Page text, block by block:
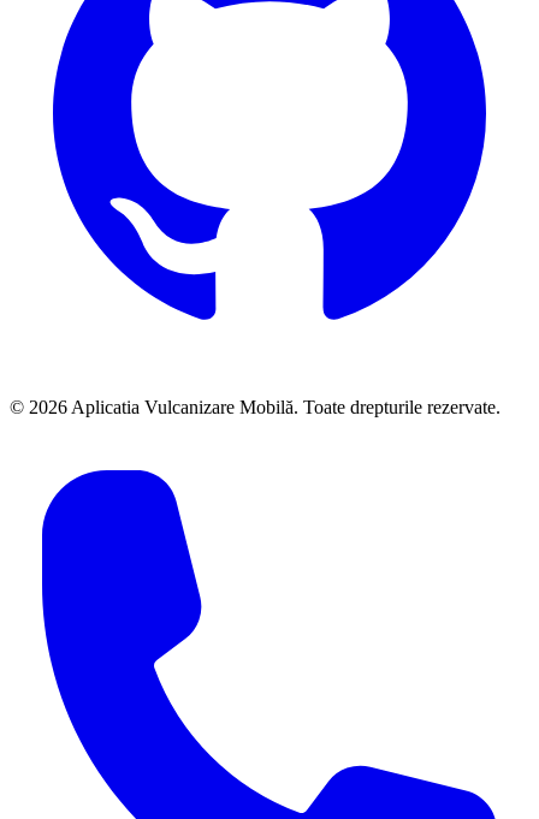
© 2026 Aplicatia Vulcanizare Mobilă. Toate drepturile rezervate.